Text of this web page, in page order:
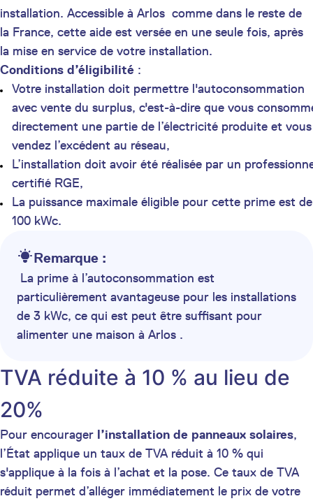
installation. Accessible à Arlos comme dans le reste de
la France, cette aide est versée en une seule fois, après
la mise en service de votre installation.
Conditions d’éligibilité :
Votre installation doit permettre l'autoconsommation
avec vente du surplus, c'est-à-dire que vous
directement une partie de l’électricité produite et vous
vendez l’excédent au réseau,
L’installation doit avoir été réalisée par un
certifié RGE,
La puissance maximale éligible pour cette prime est de
100 kWc.
Remarque :
La prime à l’autoconsommation est
particulièrement avantageuse pour les installations
de 3 kWc, ce qui est peut être suffisant pour
alimenter une maison à Arlos .
TVA réduite à 10 % au lieu de
20%
Pour encourager l’installation de panneaux solaires,
l’État applique un taux de TVA réduit à 10 % qui
s'applique à la fois à l’achat et la pose. Ce taux de TVA
réduit permet d’alléger immédiatement le prix de votre